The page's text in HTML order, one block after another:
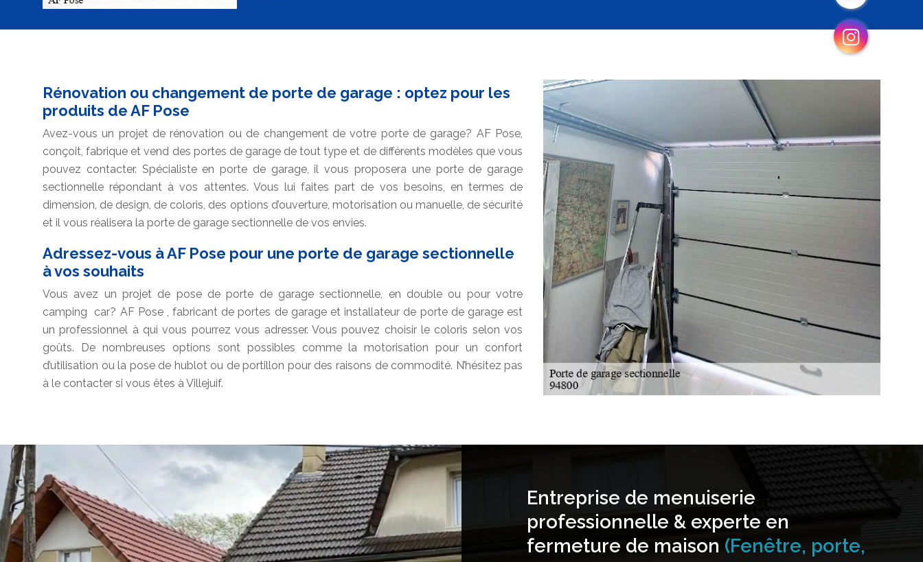
Rénovation ou changement de porte de garage : optez pour les
produits de AF Pose
Avez-vous un projet de rénovation ou de changement de votre porte de garage? AF Pose,
conçoit, fabrique et vend des portes de garage de tout type et de différents modèles que vous
pouvez contacter. Spécialiste en porte de garage, il vous proposera une porte de garage
sectionnelle répondant à vos attentes. Vous lui faites part de vos besoins, en termes de
dimension, de design, de coloris, des options d’ouverture, motorisation ou manuelle, de sécurité
et il vous réalisera la porte de garage sectionnelle de vos envies.
Adressez-vous à AF Pose pour une porte de garage sectionnelle
à vos souhaits
Vous avez un projet de pose de porte de garage sectionnelle, en double ou pour votre
camping car? AF Pose , fabricant de portes de garage et installateur de porte de garage est
un professionnel à qui vous pourrez vous adresser. Vous pouvez choisir le coloris selon vos
goûts. De nombreuses options sont possibles comme la motorisation pour un confort
d’utilisation ou la pose de hublot ou de portillon pour des raisons de commodité. N’hésitez pas
à le contacter si vous êtes à Villejuif.
Entreprise de menuiserie
professionnelle & experte en
fermeture de maison (Fenêtre, porte,